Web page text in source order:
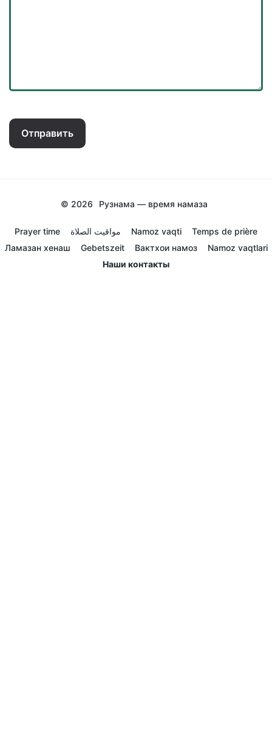
Отправить
© 2026 Рузнама — время намаза
Prayer time مواقيت الصلاة Namoz vaqti
Temps de prière
Ламазан хенаш
Gebetszeit Вактхои намоз
Namoz vaqtlari
Наши контакты